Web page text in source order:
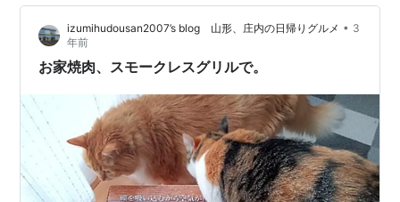
izumihudousan2007’s blog 山形、庄内の日帰りグルメ • 3
年前
お家焼肉、スモークレスグリルで。